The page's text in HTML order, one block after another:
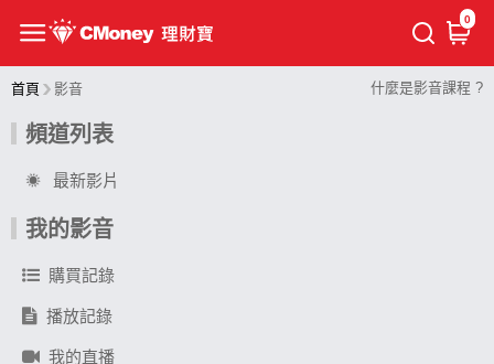
0
首頁 影音 什麼是影音課程 ?
頻道列表
最新影片
我的影音
購買記錄
播放記錄
我的直播